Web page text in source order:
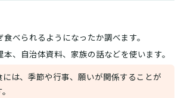
食べられるようになったか調べます。
本、自治体資料、家族の話などを使います。
には、季節や行事、願いが関係することが